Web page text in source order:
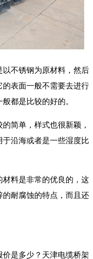
不锈钢为原材料，然后
表面一般不需要去进行
都是比较的好的。
简单，样式也很新颖，
沿海或者是一些湿度比
料是非常的优良的，这
耐腐蚀的特点，而且还
是多少？天津电缆桥架